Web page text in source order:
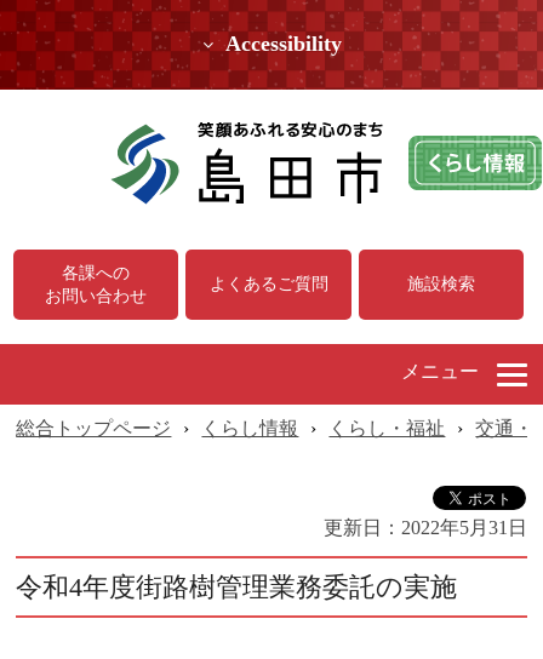
Accessibility
各課への
お問い合わせ
よくあるご質問 施設検索
メニュー
総合トップページ › くらし情報 › くらし・福祉 › 交通・
更新日： 2022年5月31日
令和4年度街路樹管理業務委託の実施